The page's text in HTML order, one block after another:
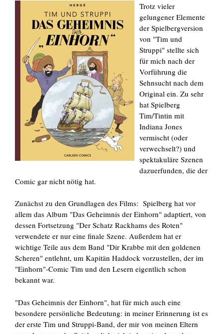
Trotz vieler
gelungener Elemente
der Spielbergversion
von "Tim und
Struppi" stellte sich
für mich nach der
Vorführung die
Sehnsucht nach dem
Original ein. Zu sehr
hat Spielberg
Tim/Tintin mit
Indiana Jones
vermischt (oder
verwechselt?) und
spektakuläre Szenen
dazuerfunden, die der
Comic gar nicht nötig hat.
Zunächst zu den Grundlagen des Films: Spielberg hat vor
allem das Album "Das Geheimnis der Einhorn" adaptiert, von
dessen Fortsetzung "Der Schatz Rackhams des Roten"
verwendete er nur eine finale Szene. Außerdem hat er
wichtige Teile aus dem Band "Dir Krabbe mit den goldenen
Scheren" entlehnt, um Kapitän Haddock vorzustellen, der im
"Einhorn"-Comic Tim und den Lesern eigentlich schon
bekannt war.
"Das Geheimnis der Einhorn", hat für mich auch eine
besondere persönliche Bedeutung: in meiner Erinnerung ist es
der erste Tim und Struppi-Band, der mir von meinen Eltern